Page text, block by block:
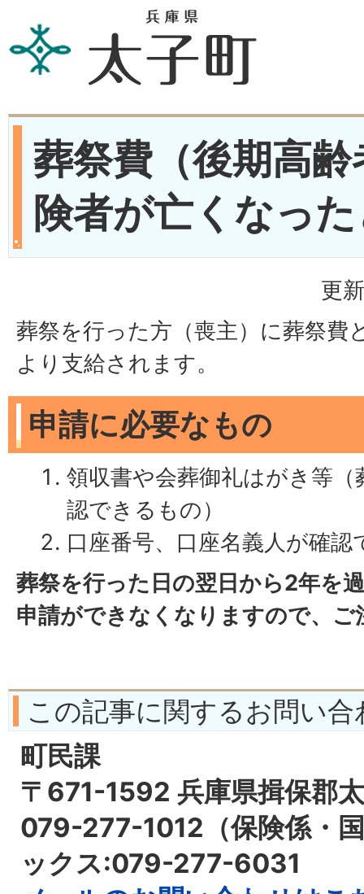
葬祭費（後期高
険者が亡くなっ
更
葬祭を行った方（喪主）に葬祭費
より支給されます。
申請に必要なもの
領収書や会葬御礼はがき等
認できるもの）
口座番号、口座名義人が確認
葬祭を行った日の翌日から2年を
申請ができなくなりますので、ご
この記事に関するお問い合
町民課
〒671-1592 兵庫県揖保郡
079-277-1012（保険係・
ックス:079-277-6031